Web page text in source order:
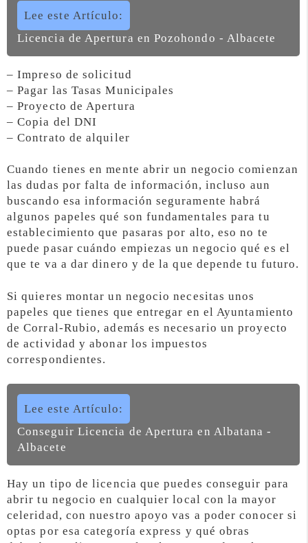
Lee este Artículo:
Licencia de Apertura en Pozohondo - Albacete
– Impreso de solicitud
– Pagar las Tasas Municipales
– Proyecto de Apertura
– Copia del DNI
– Contrato de alquiler
Cuando tienes en mente abrir un negocio comienzan
las dudas por falta de información, incluso aun
buscando esa información seguramente habrá
algunos papeles qué son fundamentales para tu
establecimiento que pasaras por alto, eso no te
puede pasar cuándo empiezas un negocio qué es el
que te va a dar dinero y de la que depende tu futuro.
Si quieres montar un negocio necesitas unos
papeles que tienes que entregar en el Ayuntamiento
de Corral-Rubio, además es necesario un proyecto
de actividad y abonar los impuestos
correspondientes.
Lee este Artículo:
Conseguir Licencia de Apertura en Albatana -
Albacete
Hay un tipo de licencia que puedes conseguir para
abrir tu negocio en cualquier local con la mayor
celeridad, con nuestro apoyo vas a poder conocer si
optas por esa categoría express y qué obras